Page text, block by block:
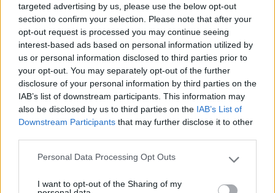
targeted advertising by us, please use the below opt-out
section to confirm your selection. Please note that after your
opt-out request is processed you may continue seeing
interest-based ads based on personal information utilized by
us or personal information disclosed to third parties prior to
your opt-out. You may separately opt-out of the further
disclosure of your personal information by third parties on the
IAB’s list of downstream participants. This information may
also be disclosed by us to third parties on the IAB’s List of
Downstream Participants that may further disclose it to other
Please note that this website/app uses one or more Google
not limited to your visit or usage behaviour. You may click to
Personal Data Processing Opt Outs
I want to opt-out of the Sharing of my
Area di sosta (PS+CS)
Agriturismo La Valleggia
8 1
Servizi / Posizione
Presso la struttura, circondata da frutteti e con vista p...
Tovo San Giacomo (SV) - 50km